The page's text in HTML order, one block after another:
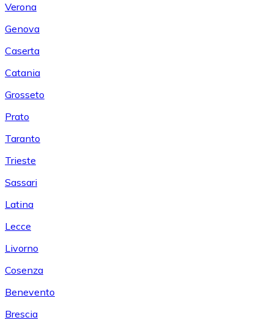
Verona
Genova
Caserta
Catania
Grosseto
Prato
Taranto
Trieste
Sassari
Latina
Lecce
Livorno
Cosenza
Benevento
Brescia